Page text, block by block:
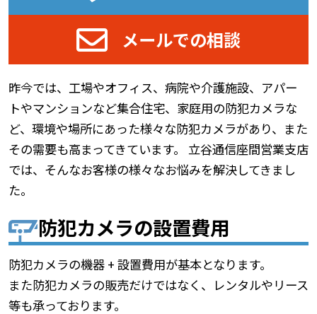
メールでの相談
昨今では、工場やオフィス、病院や介護施設、アパー
トやマンションなど集合住宅、家庭用の防犯カメラな
ど、環境や場所にあった様々な防犯カメラがあり、また
その需要も高まってきています。 立谷通信座間営業支店
では、そんなお客様の様々なお悩みを解決してきまし
た。
防犯カメラの設置費用
防犯カメラの機器 + 設置費用が基本となります。
また防犯カメラの販売だけではなく、レンタルやリース
等も承っております。